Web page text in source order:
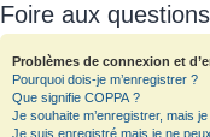
Foire aux
Problèmes de connexion et
Pourquoi dois-je m’enregistrer ?
Que signifie COPPA ?
Je souhaite m’enregistrer, mais
Je suis enregistré mais je ne